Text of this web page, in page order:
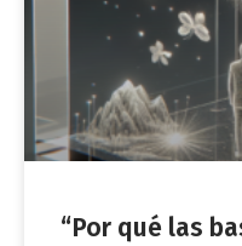
“Por qué las